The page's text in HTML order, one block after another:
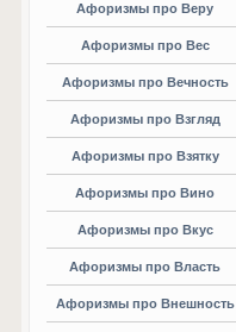
Афоризмы про Веру
Афоризмы про Вес
Афоризмы про Вечность
Афоризмы про Взгляд
Афоризмы про Взятку
Афоризмы про Вино
Афоризмы про Вкус
Афоризмы про Власть
Афоризмы про Внешность